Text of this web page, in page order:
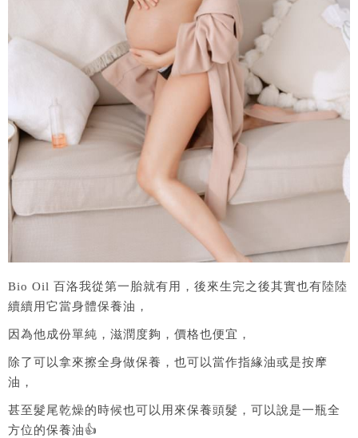
Bio Oil 百洛我從第一胎就有用，後來生完之後其實也有陸陸
續續用它當身體保養油，
因為他成份單純，滋潤度夠，價格也便宜，
除了可以拿來擦全身做保養，也可以當作指緣油或是按摩
油，
甚至髮尾乾燥的時候也可以用來保養頭髮，可以說是一瓶全
方位的保養油👍